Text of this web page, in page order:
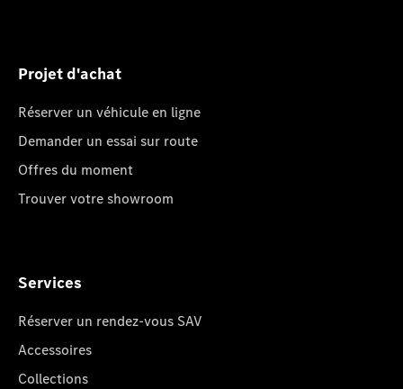
Projet d'achat
Réserver un véhicule en ligne
Demander un essai sur route
Offres du moment
Trouver votre showroom
Services
Réserver un rendez-vous SAV
Accessoires
Collections